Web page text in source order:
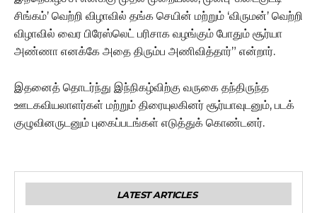
சிங்கம்’ வெற்றி விழாவில் தங்க செயின் மற்றும் ‘விருமன்’ வெற்றி
விழாவில் வைர பிரேஸ்லெட் பரிசாக வழங்கும் போதும் சூர்யா
அண்ணா எனக்கே அதை திரும்ப அணிவித்தார்” என்றார்.
இதனைத் தொடர்ந்து இந்நிகழ்விற்கு வருகை தந்திருந்த
ஊடகவியலாளர்கள் மற்றும் திரையுலகினர் சூர்யாவுடனும், படக்
குழுவினருடனும் புகைப்படங்கள் எடுத்துக் கொண்டனர்.
LATEST ARTICLES